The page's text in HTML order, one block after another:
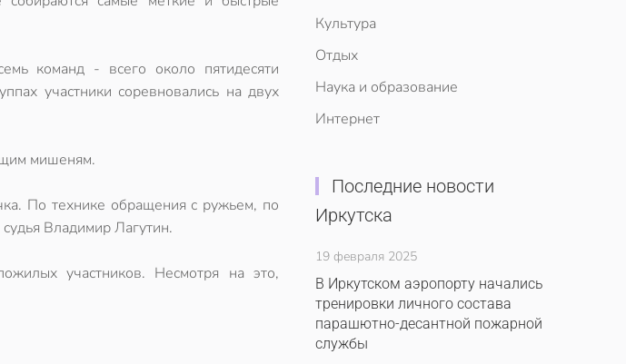
команд - всего около пятидесяти
участники соревновались на двух
мишеням.
По технике обращения с ружьем, по
Владимир Лагутин.
участников. Несмотря на это,
Культура
Отдых
Наука и образование
Интернет
Последние новости
Иркутска
19 февраля 2025
В Иркутском аэропорту начались
тренировки личного состава
парашютно-десантной пожарной
службы